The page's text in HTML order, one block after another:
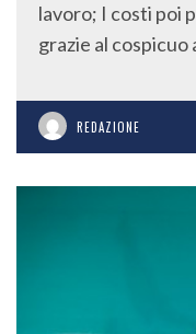
lavoro; I costi poi
grazie al cospicuo
REDAZIONE